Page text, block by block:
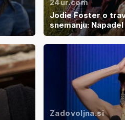
24ur.com
Jodie Foster o
snemanju:
Zadovoljna.si